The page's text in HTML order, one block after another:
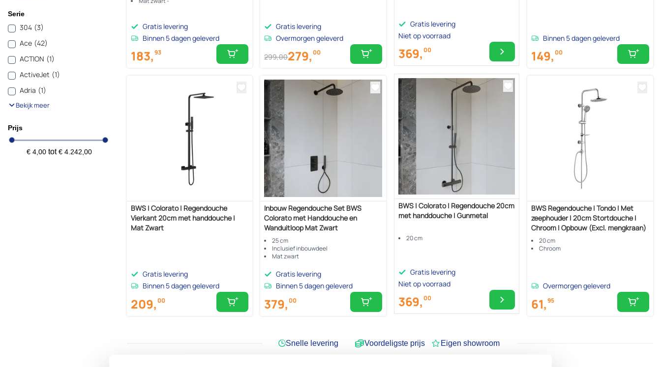
Serie
304 (3)
Ace (42)
ACTION (1)
ActiveJet (1)
Adria (1)
Bekijk meer
Prijs
€ 4,00 tot € 4.242,00
Gratis levering
Binnen 5 dagen geleverd
183,93
Gratis levering
Overmorgen geleverd
279,00
299,00
Gratis levering
Niet op voorraad
369,00
Binnen 5 dagen geleverd
149,00
BWS | Colorato | Regendouche
Vierkant 20cm met handdouche |
Mat Zwart
Gratis levering
Binnen 5 dagen geleverd
209,00
Inbouw Regendouche Set BWS
Colorato met Handdouche en
Wanduitloop Mat Zwart
25 cm
Inclusief inbouwdeel
Mat zwart
Gratis levering
Binnen 5 dagen geleverd
379,00
BWS | Colorato | Regendouche 20cm
met handdouche | Gunmetal
20 cm
Gratis levering
Niet op voorraad
369,00
BWS Regendouche | Tondo | Met
zeephouder | 20cm Stortdouche |
Chroom | Opbouw (Excl. mengkraan)
20 cm
Chroom
Overmorgen geleverd
61,95
Snelle levering Voordeligste prijs Eigen showroom